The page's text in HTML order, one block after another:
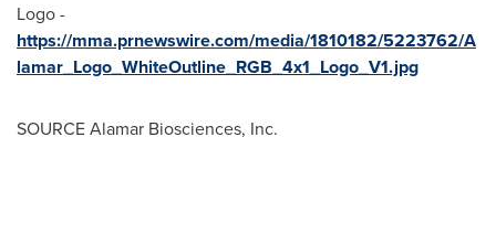
Logo -
https://mma.prnewswire.com/media/1810182/5223762/A
lamar_Logo_WhiteOutline_RGB_4x1_Logo_V1.jpg
SOURCE Alamar Biosciences, Inc.